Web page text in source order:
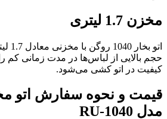
مخزن 1.7 لیتری
اتو
حجم بالایی از لباس‌ها در مدت زمانی کم
کیفیت در اتو کشی می‌شود.
قیمت و نحوه سفارش اتو
مدل RU-1040